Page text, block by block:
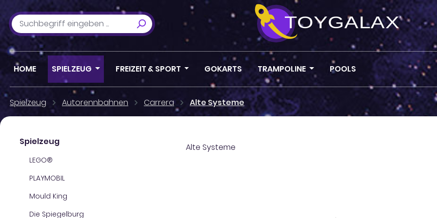
Hauptinhalt springen
Zur Suche springen
Zur Hauptnavigation springen
HOME SPIELZEUG FREIZEIT & SPORT GOKARTS TRAMPOLINE POOLS
Spielzeug Autorennbahnen Carrera Alte Systeme
Spielzeug
LEGO®
PLAYMOBIL
Mould King
Die Spiegelburg
Alte Systeme